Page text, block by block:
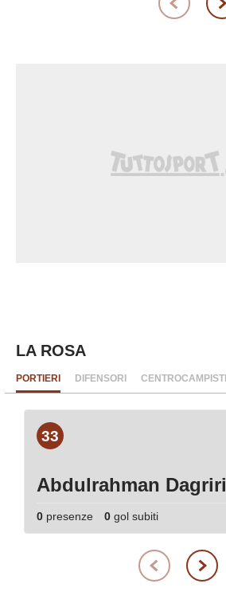
LA ROSA
PORTIERI DIFENSORI CENTROCAMPISTI
33
Abdulrahman Dagriri
0 presenze 0 gol subiti